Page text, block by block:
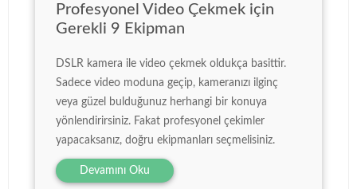
Profesyonel Video Çekmek için
Gerekli 9 Ekipman
DSLR kamera ile video çekmek oldukça basittir.
Sadece video moduna geçip, kameranızı ilginç
veya güzel bulduğunuz herhangi bir konuya
yönlendirirsiniz. Fakat profesyonel çekimler
yapacaksanız, doğru ekipmanları seçmelisiniz.
Devamını Oku